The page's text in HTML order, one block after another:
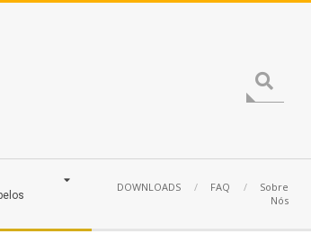
DOWNLOADS FAQ
Sobre
Nós